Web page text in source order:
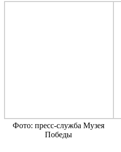
Фото: пресс-служба Музея
Победы